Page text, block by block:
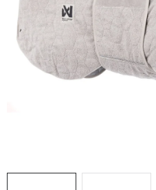
PRODEJNA
BLOG
Výměna, vrácení a reklamace